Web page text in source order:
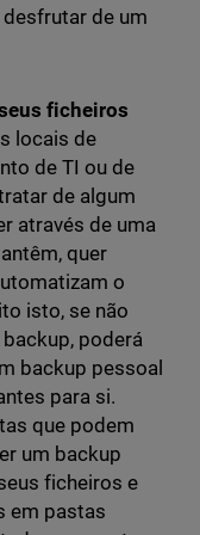
de um
ficheiros
locais de
de TI ou de
de algum
através de uma
quer
o
isto, se não
poderá
backup pessoal
para si.
que podem
um backup
ficheiros e
em pastas